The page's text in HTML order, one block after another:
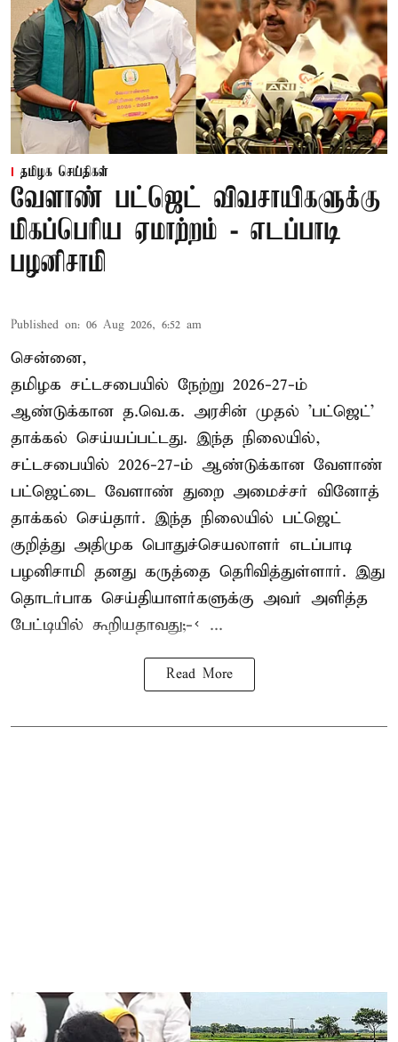
தமிழக செய்திகள்
வேளாண் பட்ஜெட் விவசாயிகளுக்கு
மிகப்பெரிய ஏமாற்றம் - எடப்பாடி
பழனிசாமி
Published on: 06 Aug 2026, 6:52 am
சென்னை,
தமிழக சட்டசபையில் நேற்று 2026-27-ம்
ஆண்டுக்கான த.வெ.க. அரசின் முதல் 'பட்ஜெட்'
தாக்கல் செய்யப்பட்டது. இந்த நிலையில்,
சட்டசபையில் 2026-27-ம் ஆண்டுக்கான வேளாண்
பட்ஜெட்டை வேளாண் துறை அமைச்சர் வினோத்
தாக்கல் செய்தார். இந்த நிலையில் பட்ஜெட்
குறித்து அதிமுக பொதுச்செயலாளர் எடப்பாடி
பழனிசாமி தனது கருத்தை தெரிவித்துள்ளார். இது
தொடர்பாக செய்தியாளர்களுக்கு அவர் அளித்த
பேட்டியில் கூறியதாவது;-< ...
Read More